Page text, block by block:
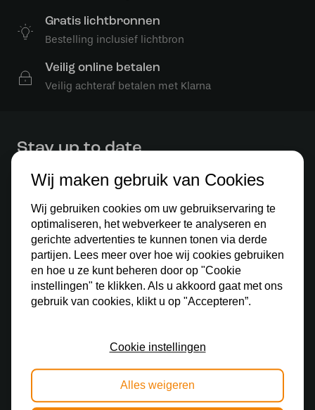
Gratis lichtbronnen
Bestelling inclusief lichtbron
Veilig online betalen
Veilig achteraf betalen met Klarna
Stay up to date
Schrijf je in voor onze nieuwsbrief en blijf op de
hoogte van alle acties.
Ontdek
Tiffany hanglamp
Tiffany wandlamp
Tiffany tafellamp
Wij maken gebruik van Cookies
Wij gebruiken cookies om uw gebruikservaring te
optimaliseren, het webverkeer te analyseren en
gerichte advertenties te kunnen tonen via derde
partijen. Lees meer over hoe wij cookies gebruiken
en hoe u ze kunt beheren door op "Cookie
instellingen" te klikken. Als u akkoord gaat met ons
gebruik van cookies, klikt u op "Accepteren”.
Cookie instellingen
Alles weigeren